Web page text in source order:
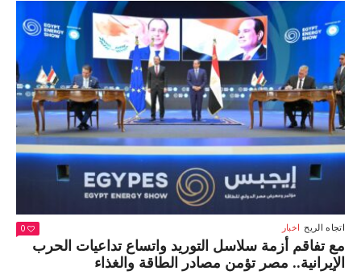
في
خدمة
الأمن
العربي..
مجلس
وزراء
الداخلية
العرب
يمنح
الرئيس
السيسي
العربي
مغلقة
اتجاه الريح اخبار 0
مع تفاقم أزمة سلاسل التوريد واتساع تداعيات الحرب
الإيرانية.. مصر تؤمن مصادر الطاقة والغذاء